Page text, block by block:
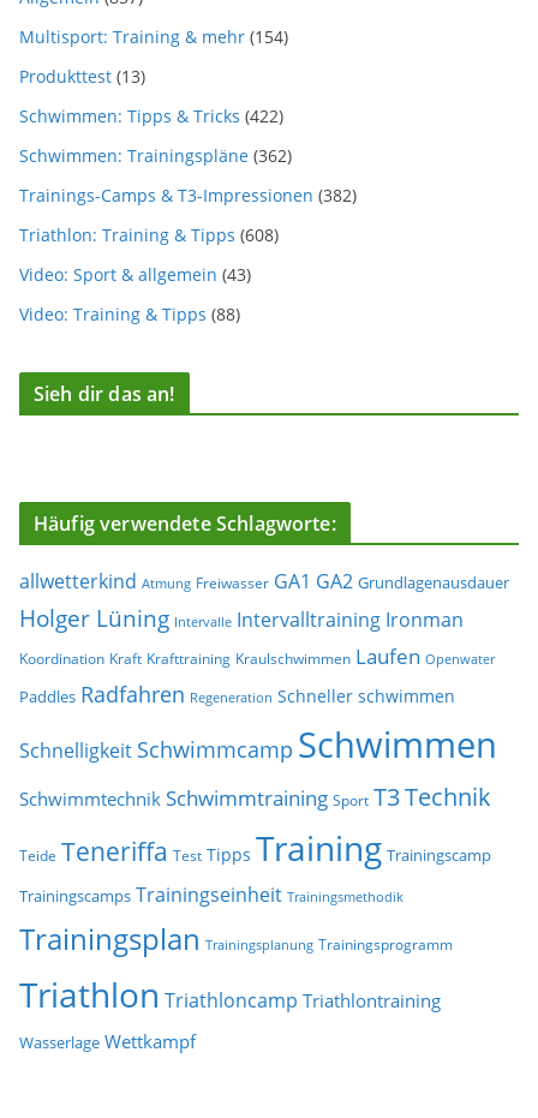
Multisport: Training & mehr (154)
Produkttest (13)
Schwimmen: Tipps & Tricks (422)
Schwimmen: Trainingspläne (362)
Trainings-Camps & T3-Impressionen (382)
Triathlon: Training & Tipps (608)
Video: Sport & allgemein (43)
Video: Training & Tipps (88)
Sieh dir das an!
Häufig verwendete Schlagworte:
allwetterkind Atmung Freiwasser GA1 GA2 Grundlagenausdauer
Holger Lüning Intervalle Intervalltraining Ironman
Koordination Kraft Krafttraining Kraulschwimmen Laufen Openwater
Paddles Radfahren Regeneration Schneller schwimmen
Schnelligkeit Schwimmcamp Schwimmen
Schwimmtechnik Schwimmtraining Sport T3Technik
Teide Teneriffa Test Tipps Training Trainingscamp
Trainingscamps Trainingseinheit Trainingsmethodik
Trainingsplan Trainingsplanung Trainingsprogramm
Triathlon Triathloncamp Triathlontraining
Wasserlage Wettkampf